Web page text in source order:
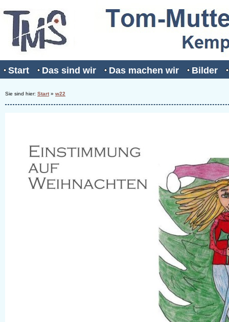
Start Das sind wir Das machen wir Bilder
Sie sind hier: Start» w22